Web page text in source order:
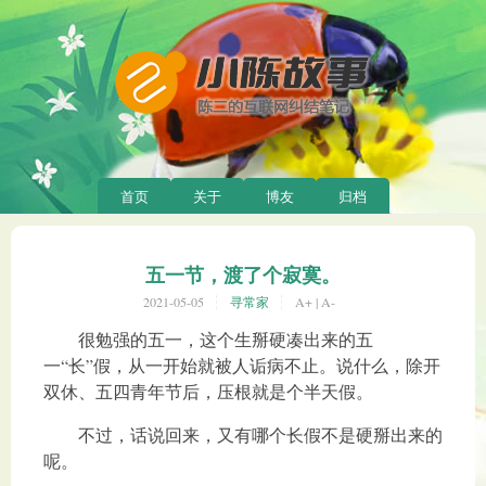
首页 关于 博友 归档
五一节，渡了个寂寞。
2021-05-05 寻常家 A+ |A-
很勉强的五一，这个生掰硬凑出来的五
一“长”假，从一开始就被人诟病不止。说什么，除开
双休、五四青年节后，压根就是个半天假。
不过，话说回来，又有哪个长假不是硬掰出来的
呢。